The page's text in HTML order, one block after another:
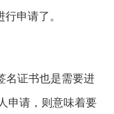
行申请了。
名证书也是需要进
申请，则意味着要